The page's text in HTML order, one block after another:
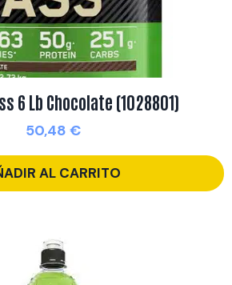
6 Lb Chocolate (1028801)
50,48 €
AL CARRITO